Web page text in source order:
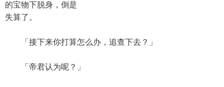
的宝物下脱身，倒是
失算了。
「接下来你打算怎么办，追查下去？」
「帝君认为呢？」